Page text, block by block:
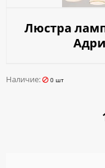
Люстра
Наличие: 0 шт